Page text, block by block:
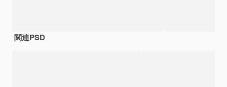
関連PSD